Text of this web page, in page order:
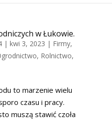
w Łukowie.
| kwi 3, 2023 | Firmy,
, Rolnictwo,
to marzenie wielu
czasu i pracy.
muszą stawić czoła